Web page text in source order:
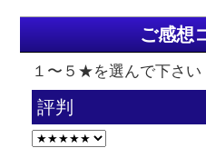
ご感想
１〜５★を選んで下さい
評判